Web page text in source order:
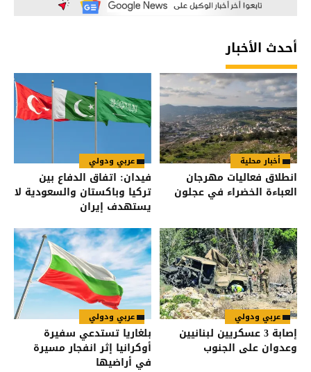
أحدث الأخبار
أخبار محلية
انطلاق فعاليات مهرجان
العباءة الخضراء في عجلون
عربي ودولي
فيدان: اتفاق الدفاع بين
تركيا وباكستان والسعودية لا
يستهدف إيران
عربي ودولي
إصابة 3 عسكريين لبنانيين
وعدوان على الجنوب
عربي ودولي
بلغاريا تستدعي سفيرة
أوكرانيا إثر انفجار مسيرة
في أراضيها